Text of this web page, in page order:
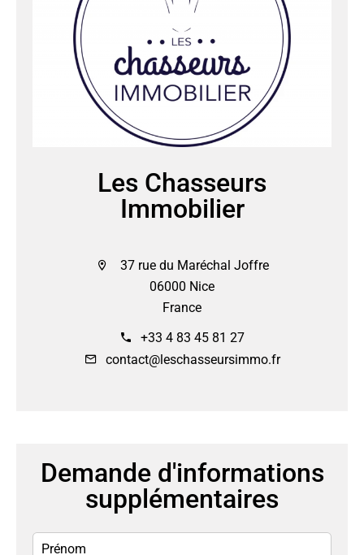
Les Chasseurs
Immobilier
37 rue du Maréchal Joffre
06000 Nice
France
+33 4 83 45 81 27
contact@leschasseursimmo.fr
Demande d'informations
supplémentaires